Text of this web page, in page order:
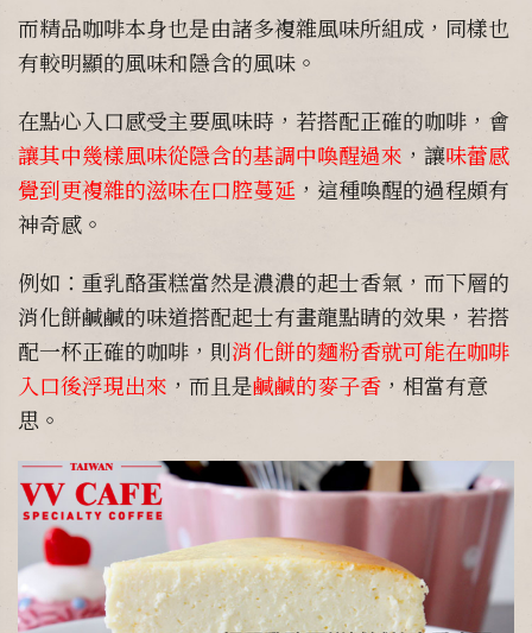
而精品咖啡本身也是由諸多複雜風味所組成，同樣也
有較明顯的風味和隱含的風味。
在點心入口感受主要風味時，若搭配正確的咖啡，會
讓其中幾樣風味從隱含的基調中喚醒過來 ，讓味蕾感
覺到更複雜的滋味在口腔蔓延 ，這種喚醒的過程頗有
神奇感。
例如：重乳酪蛋糕當然是濃濃的起士香氣，而下層的
消化餅鹹鹹的味道搭配起士有畫龍點睛的效果，若搭
配一杯正確的咖啡，則消化餅的麵粉香就可能在咖啡
入口後浮現出來 ，而且是鹹鹹的麥子香 ，相當有意
思。